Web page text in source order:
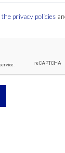
the privacy policies